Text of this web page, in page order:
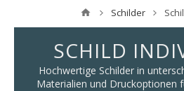
Schilder
SCHILD
Hochwertige Schilder in
Materialien und Druckoptionen